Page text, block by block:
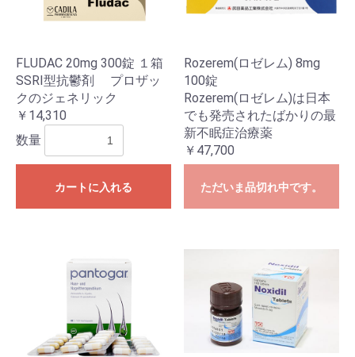
FLUDAC 20mg 300錠 １箱
SSRI型抗鬱剤 プロザッ
クのジェネリック
￥14,310
数量
カートに入れる
Rozerem(ロゼレム) 8mg
100錠
Rozerem(ロゼレム)は日本
でも発売されたばかりの最
新不眠症治療薬
￥47,700
ただいま品切れ中です。